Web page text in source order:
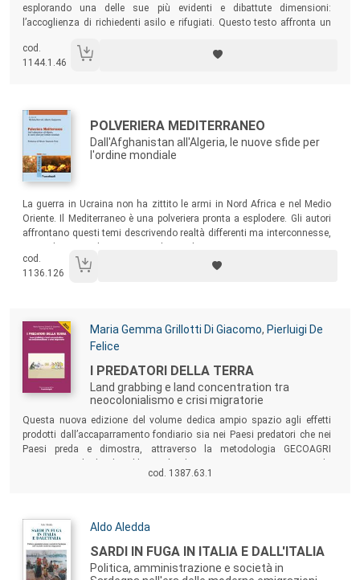
esplorando una delle sue più evidenti e dibattute dimensioni:
l’accoglienza di richiedenti asilo e rifugiati. Questo testo affronta un
volontari, docenti di lingua italiana ed esperti che negli anni hanno
vissuto il continuo modificarsi dell’accoglienza in Italia.
cod.
1144.1.46
Autori:
Titolo:
POLVERIERA MEDITERRANEO
Dall'Afghanistan all'Algeria, le nuove sfide per
l'ordine mondiale
La guerra in Ucraina non ha zittito le armi in Nord Africa e nel Medio
Oriente. Il Mediterraneo è una polveriera pronta a esplodere. Gli autori
affrontano questi temi descrivendo realtà differenti ma interconnesse,
cod.
1136.126
Autori:
Maria Gemma Grillotti Di Giacomo, Pierluigi De
Felice
Titolo:
I PREDATORI DELLA TERRA
Land grabbing e land concentration tra
neocolonialismo e crisi migratorie
Questa nuova edizione del volume dedica ampio spazio agli effetti
prodotti dall’accaparramento fondiario sia nei Paesi predatori che nei
Paesi preda e dimostra, attraverso la metodologia GECOAGRI
“facce della stessa medaglia”, hanno uguali radici e potranno trovare
cod. 1387.63.1
Autori:
Aldo Aledda
Titolo:
SARDI IN FUGA IN ITALIA E DALL'ITALIA
Politica, amministrazione e società in